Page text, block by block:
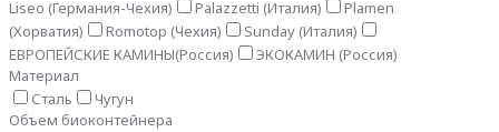
Liseo (Германия-Чехия)
Palazzetti (Италия)
Plamen
(Хорватия)
Romotop (Чехия)
Sunday (Италия)
ЕВРОПЕЙСКИЕ КАМИНЫ(Россия)
ЭКОКАМИН (Россия)
Материал
Сталь
Чугун
Объем биоконтейнера